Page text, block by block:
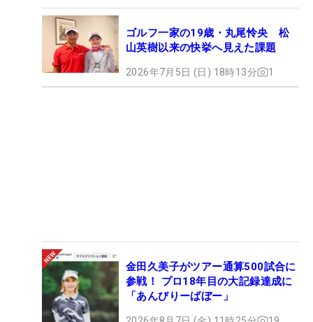
ゴルフ一家の19歳・丸尾怜央 松
山英樹以来の快挙へ見えた課題
2026年7月5日 (日) 18時13分 1
金田久美子がツアー通算500試合に
参戦！ プロ18年目の大記録達成に
「あんびりーばぼー」